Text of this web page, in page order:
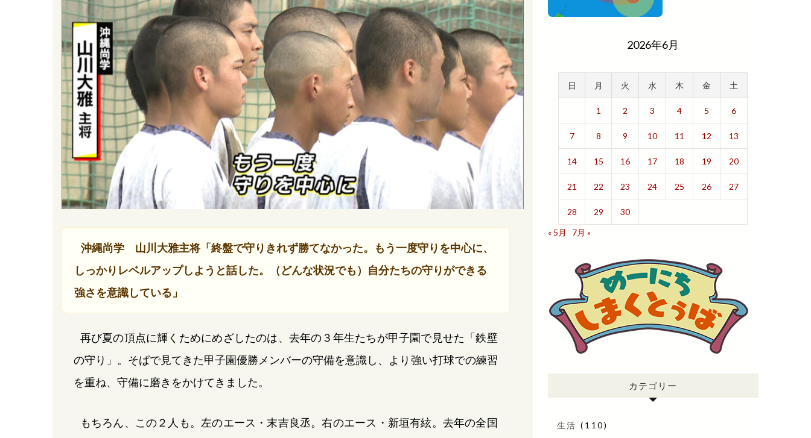
沖縄尚学 山川大雅主将「終盤で守りきれず勝てなかった。もう一度守りを中心に、
しっかりレベルアップしようと話した。（どんな状況でも）自分たちの守りができる
強さを意識している」
再び夏の頂点に輝くためにめざしたのは、去年の３年生たちが甲子園で見せた「鉄壁
の守り」。そばで見てきた甲子園優勝メンバーの守備を意識し、より強い打球での練習
を重ね、守備に磨きをかけてきました。
もちろん、この２人も。左のエース・末吉良丞。右のエース・新垣有絃。去年の全国
2026年6月
日 月 火 水 木 金 土
1 2 3 4 5 6
7 8 9 10 11 12 13
14 15 16 17 18 19 20
21 22 23 24 25 26 27
28 29
30
« 5月
7月 »
カテゴリー
生活 (110)